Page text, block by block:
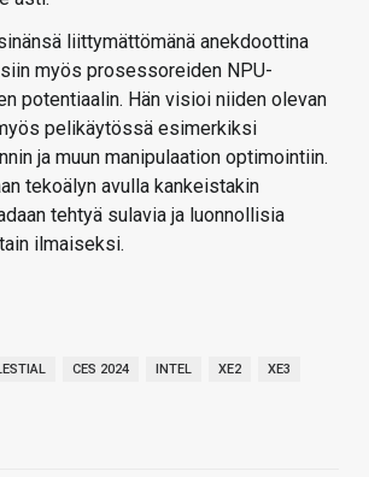
liittymättömänä anekdoottina
myös prosessoreiden NPU-
potentiaalin. Hän visioi niiden olevan
pelikäytössä esimerkiksi
ja muun manipulaation optimointiin.
tekoälyn avulla kankeistakin
tehtyä sulavia ja luonnollisia
ilmaiseksi.
CES 2024 INTEL XE2 XE3